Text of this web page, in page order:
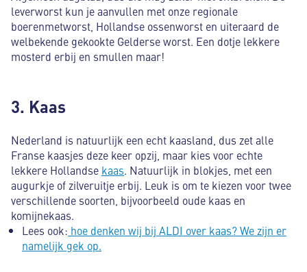
leverworst kun je aanvullen met onze regionale
boerenmetworst, Hollandse ossenworst en uiteraard de
welbekende gekookte Gelderse worst. Een dotje lekkere
mosterd erbij en smullen maar!
3. Kaas
Nederland is natuurlijk een echt kaasland, dus zet alle
Franse kaasjes deze keer opzij, maar kies voor echte
lekkere Hollandse kaas. Natuurlijk in blokjes, met een
augurkje of zilveruitje erbij. Leuk is om te kiezen voor twee
verschillende soorten, bijvoorbeeld oude kaas en
komijnekaas.
Lees ook: hoe denken wij bij ALDI over kaas? We zijn er
namelijk gek op.